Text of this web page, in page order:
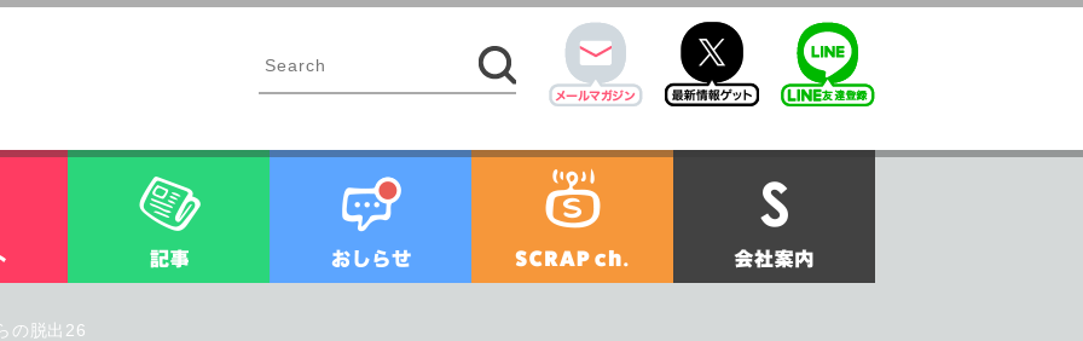
twitter
イベント 記事 お知らせ 会社案内
の脱出26